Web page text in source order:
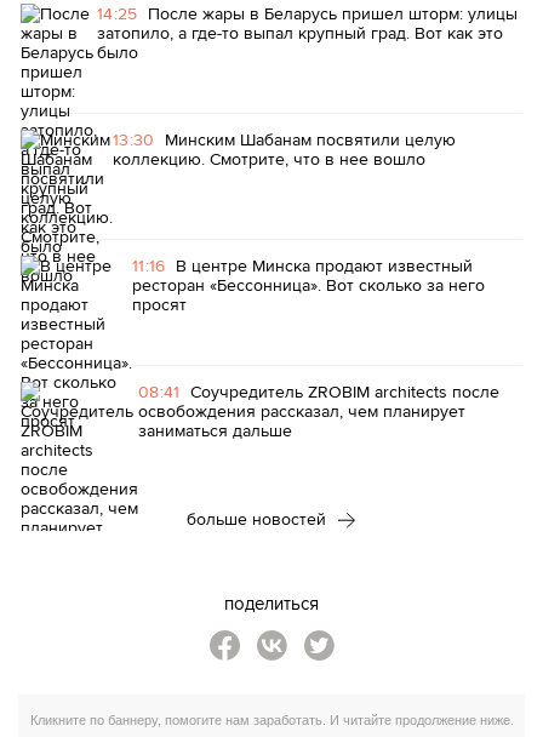
14:25 После жары в Беларусь пришел шторм: улицы
затопило, а где-то выпал крупный град. Вот как это
было
13:30 Минским Шабанам посвятили целую
коллекцию. Смотрите, что в нее вошло
11:16 В центре Минска продают известный
ресторан «Бессонница». Вот сколько за него
просят
08:41 Соучредитель ZROBIM architects после
освобождения рассказал, чем планирует
заниматься дальше
больше новостей
поделиться